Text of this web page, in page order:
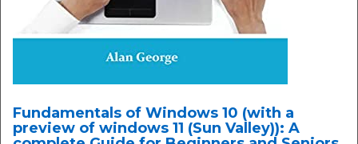
Fundamentals of Windows 10 (with a
preview of windows 11 (Sun Valley)): A